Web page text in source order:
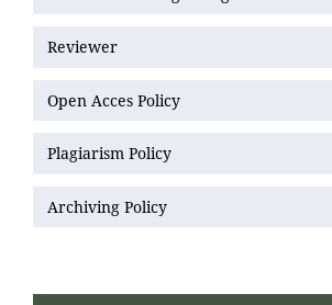
Reviewer
Open Acces Policy
Plagiarism Policy
Archiving Policy